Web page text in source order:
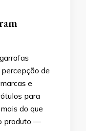
de
e
para
do que
produto —